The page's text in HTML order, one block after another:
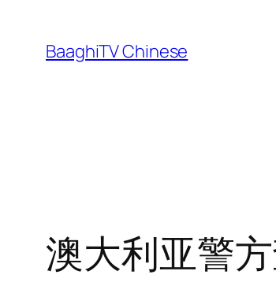
content
BaaghiTV Chinese
澳大利亚警